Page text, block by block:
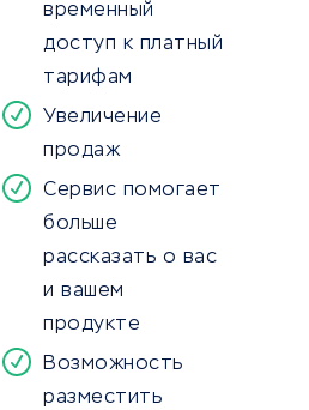
временный
доступ к платный
тарифам
Увеличение
продаж
Сервис помогает
больше
рассказать о вас
и вашем
продукте
Возможность
разместить